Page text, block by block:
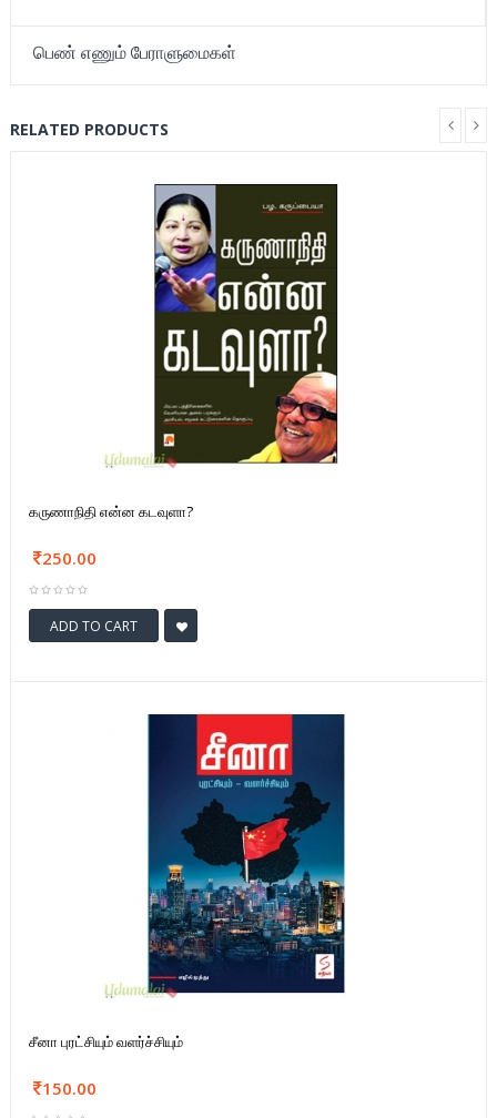
பெண் எணும் பேராளுமைகள்
RELATED PRODUCTS
கருணாநிதி என்ன கடவுளா?
250.00
ADD TO CART
சீனா புரட்சியும் வளர்ச்சியும்
150.00